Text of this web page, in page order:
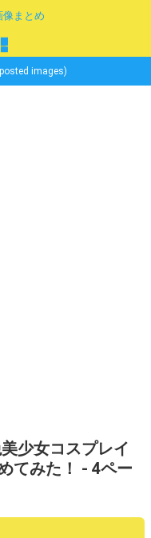
まとめ
images)
少女コスプレイ
てみた！ - 4ペー